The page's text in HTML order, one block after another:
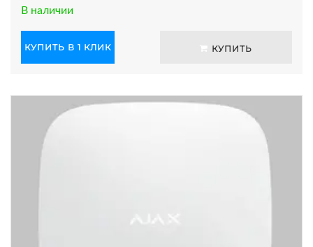
В наличии
КУПИТЬ В 1 КЛИК КУПИТЬ